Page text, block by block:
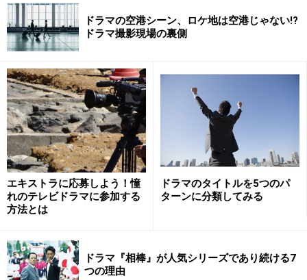
養ものとドラマを合体した「ドキュメンタリードラマ」
というジャンルを確立します。
ドキュメンタリーと別の要素を組み合わせて新ジャンル
をつくるというのはテレビマンユニオンの得意パターン
で、旅と組み合わせると『遠くへいきたい』、音楽とで
『オーケストラがやってきた』、教育もので『課外授
業・ようこそ先輩』、クイズとだと『ウルトラクイズ』
『世界ふしぎ発見！』などなど。
このドキュメンタリードラマの系譜は95年にNHKスペシ
ャル枠で『こころの王国―童謡詩人・金子みすゞの世
ことにより再評価が加速、先日TBSが制作した『明るい
ほうへ明るいほうへ』にもつながっていきます。
ドラマの空港シーン、ロケ地は空港じゃない!?
ドラマ撮影現場の裏側
エキストラに応募しよう！憧
れのテレビドラマに参加する
方法とは
ドラマのタイトルを5つのパ
ターンに分類してみる
ドラマ『相棒』が人気シリーズであり続ける7
つの理由